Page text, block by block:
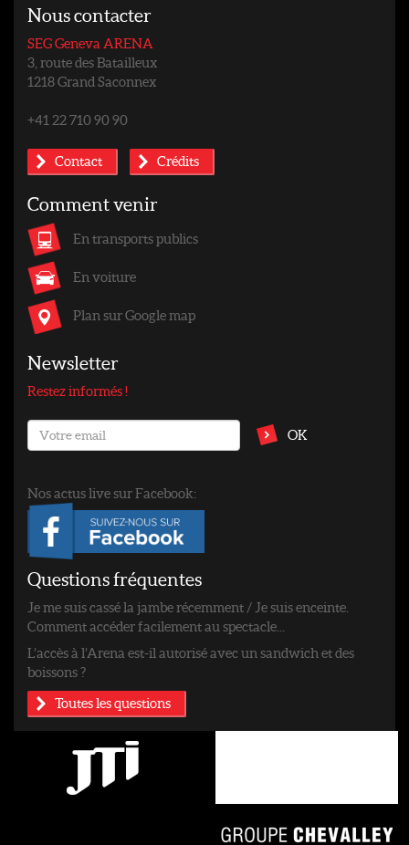
Nous contacter
SEG Geneva ARENA
3, route des Batailleux
1218 Grand Saconnex
+41 22 710 90 90
Contact Crédits
Comment venir
En transports publics
En voiture
Plan sur Google map
Newsletter
Restez informés !
OK
Nos actus live sur Facebook:
Questions fréquentes
Je me suis cassé la jambe récemment / Je suis enceinte.
Comment accéder facilement au spectacle...
L’accès à l’Arena est-il autorisé avec un sandwich et des
boissons ?
Toutes les questions